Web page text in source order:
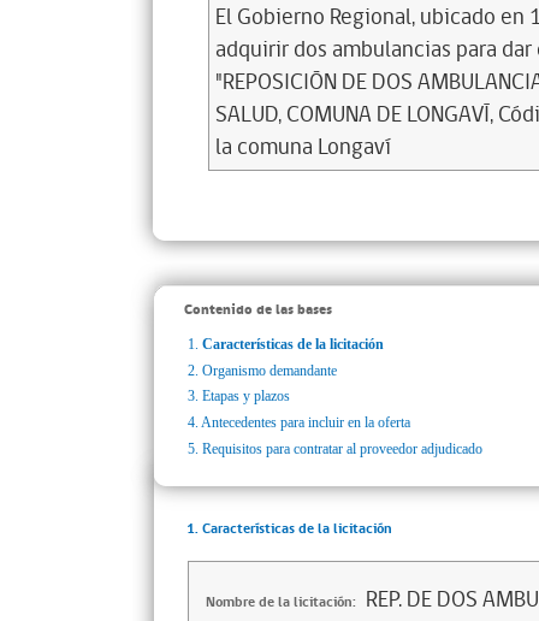
El Gobierno Regional, ubicado en
adquirir dos ambulancias para
"REPOSICIÓN DE DOS
SALUD, COMUNA DE LONGAVÍ,
la comuna Longaví
Contenido de las bases
1. Características de la licitación
2. Organismo demandante
3. Etapas y plazos
4. Antecedentes para incluir en la oferta
5. Requisitos para contratar al proveedor adjudicado
1. Características de la licitación
Nombre de la licitación: REP. DE DOS